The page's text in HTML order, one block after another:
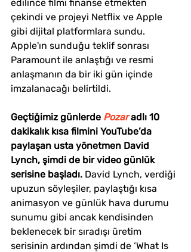
edilince filmi finanse etmekten
çekindi ve projeyi Netflix ve Apple
gibi dijital platformlara sundu.
Apple'ın sunduğu teklif sonrası
Paramount ile anlaştığı ve resmi
anlaşmanın da bir iki gün içinde
imzalanacağı belirtildi.
Geçtiğimiz günlerde Pozar adlı 10
dakikalık kısa filmini YouTube’da
paylaşan usta yönetmen David
Lynch, şimdi de bir video günlük
serisine başladı. David Lynch, verdiği
upuzun söyleşiler, paylaştığı kısa
animasyon ve günlük hava durumu
sunumu gibi ancak kendisinden
beklenecek bir sıradışı üretim
serisinin ardından şimdi de ‘What Is